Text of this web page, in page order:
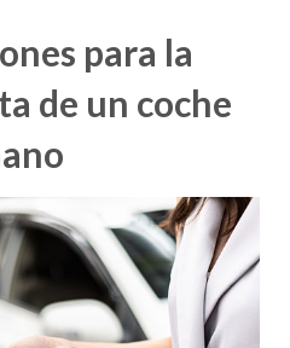
para la
de un coche